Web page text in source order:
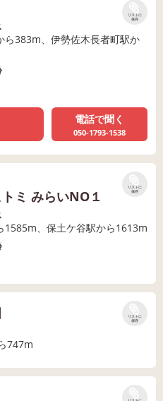
リストに
保存
ら383m、伊勢佐木長者町駅か
電話で聞く
050-1793-1538
リストに
保存
ミ みらいNO１
1585m、保土ケ谷駅から1613m
リストに
保存
747m